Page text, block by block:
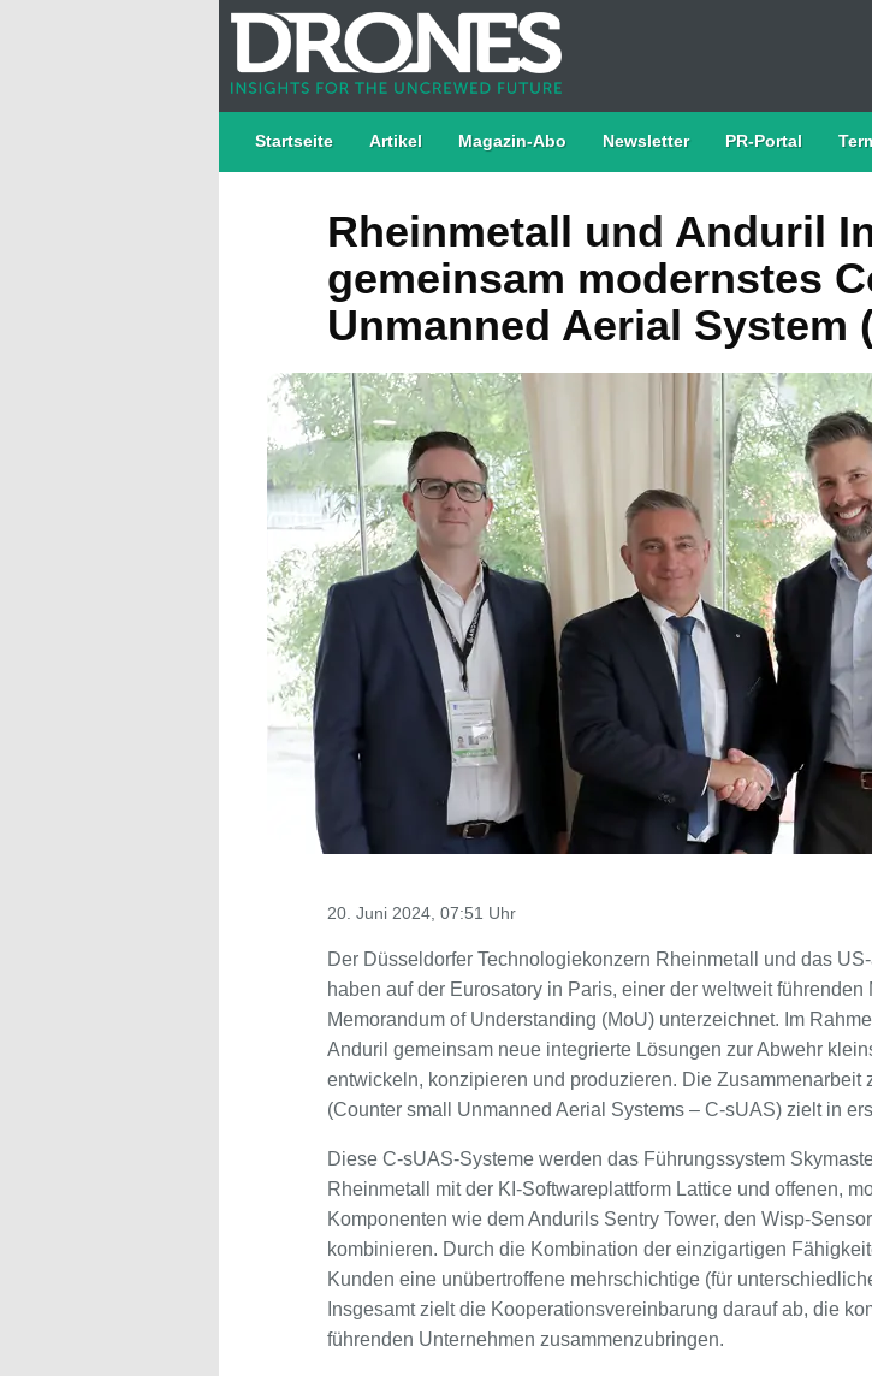
Startseite Artikel Magazin-Abo Newsletter PR-Portal
Rheinmetall und Anduril
gemeinsam modernstes
Unmanned Aerial System
20. Juni 2024, 07:51 Uhr
Der Düsseldorfer Technologiekonzern Rheinmetall und das
haben auf der Eurosatory in Paris, einer der weltweit
Memorandum of Understanding (MoU) unterzeichnet. Im
Anduril gemeinsam neue integrierte Lösungen zur Abwehr
entwickeln, konzipieren und produzieren. Die
(Counter small Unmanned Aerial Systems – C-sUAS) zielt in
Diese C-sUAS-Systeme werden das Führungssystem
Rheinmetall mit der KI-Softwareplattform Lattice und offenen,
Komponenten wie dem Andurils Sentry Tower, den Wisp-
kombinieren. Durch die Kombination der einzigartigen
Kunden eine unübertroffene mehrschichtige (für
Insgesamt zielt die Kooperationsvereinbarung darauf ab, die
führenden Unternehmen zusammenzubringen.